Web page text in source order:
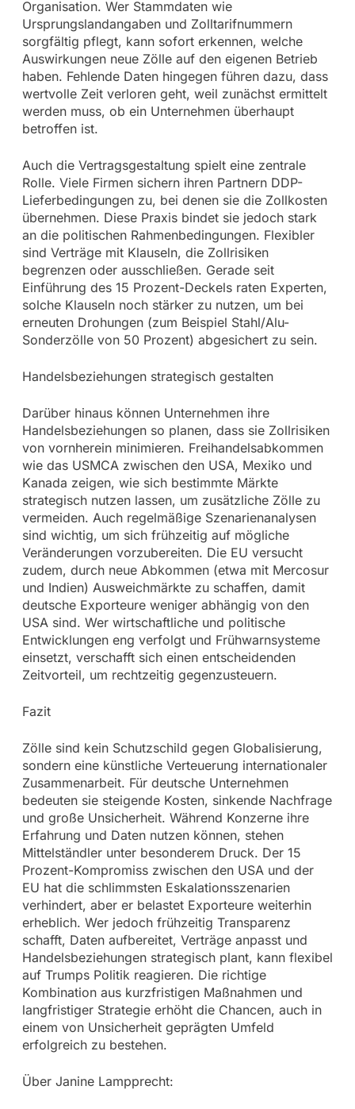
Organisation. Wer Stammdaten wie
Ursprungslandangaben und Zolltarifnummern
sorgfältig pflegt, kann sofort erkennen, welche
Auswirkungen neue Zölle auf den eigenen Betrieb
haben. Fehlende Daten hingegen führen dazu, dass
wertvolle Zeit verloren geht, weil zunächst ermittelt
werden muss, ob ein Unternehmen überhaupt
betroffen ist.
Auch die Vertragsgestaltung spielt eine zentrale
Rolle. Viele Firmen sichern ihren Partnern DDP-
Lieferbedingungen zu, bei denen sie die Zollkosten
übernehmen. Diese Praxis bindet sie jedoch stark
an die politischen Rahmenbedingungen. Flexibler
sind Verträge mit Klauseln, die Zollrisiken
begrenzen oder ausschließen. Gerade seit
Einführung des 15 Prozent-Deckels raten Experten,
solche Klauseln noch stärker zu nutzen, um bei
erneuten Drohungen (zum Beispiel Stahl/Alu-
Sonderzölle von 50 Prozent) abgesichert zu sein.
Handelsbeziehungen strategisch gestalten
Darüber hinaus können Unternehmen ihre
Handelsbeziehungen so planen, dass sie Zollrisiken
von vornherein minimieren. Freihandelsabkommen
wie das USMCA zwischen den USA, Mexiko und
Kanada zeigen, wie sich bestimmte Märkte
strategisch nutzen lassen, um zusätzliche Zölle zu
vermeiden. Auch regelmäßige Szenarienanalysen
sind wichtig, um sich frühzeitig auf mögliche
Veränderungen vorzubereiten. Die EU versucht
zudem, durch neue Abkommen (etwa mit Mercosur
und Indien) Ausweichmärkte zu schaffen, damit
deutsche Exporteure weniger abhängig von den
USA sind. Wer wirtschaftliche und politische
Entwicklungen eng verfolgt und Frühwarnsysteme
einsetzt, verschafft sich einen entscheidenden
Zeitvorteil, um rechtzeitig gegenzusteuern.
Fazit
Zölle sind kein Schutzschild gegen Globalisierung,
sondern eine künstliche Verteuerung internationaler
Zusammenarbeit. Für deutsche Unternehmen
bedeuten sie steigende Kosten, sinkende Nachfrage
und große Unsicherheit. Während Konzerne ihre
Erfahrung und Daten nutzen können, stehen
Mittelständler unter besonderem Druck. Der 15
Prozent-Kompromiss zwischen den USA und der
EU hat die schlimmsten Eskalationsszenarien
verhindert, aber er belastet Exporteure weiterhin
erheblich. Wer jedoch frühzeitig Transparenz
schafft, Daten aufbereitet, Verträge anpasst und
Handelsbeziehungen strategisch plant, kann flexibel
auf Trumps Politik reagieren. Die richtige
Kombination aus kurzfristigen Maßnahmen und
langfristiger Strategie erhöht die Chancen, auch in
einem von Unsicherheit geprägten Umfeld
erfolgreich zu bestehen.
Über Janine Lampprecht: